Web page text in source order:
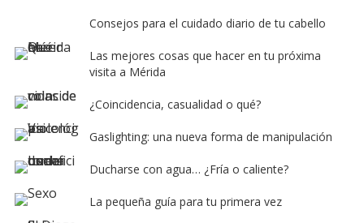
Consejos para el cuidado diario de tu cabello
Las mejores cosas que hacer en tu próxima
visita a Mérida
¿Coincidencia, casualidad o qué?
Gaslighting: una nueva forma de manipulación
Ducharse con agua… ¿Fría o caliente?
La pequeña guía para tu primera vez